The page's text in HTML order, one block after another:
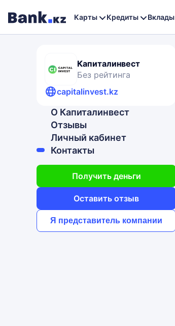
Карты Кредиты Вклады
Капиталинвест
Без рейтинга
capitalinvest.kz
О Капиталинвест
Отзывы
Личный кабинет
Контакты
Получить деньги
Оставить отзыв
Я представитель компании